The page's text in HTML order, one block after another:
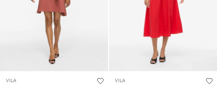
VILA VILA